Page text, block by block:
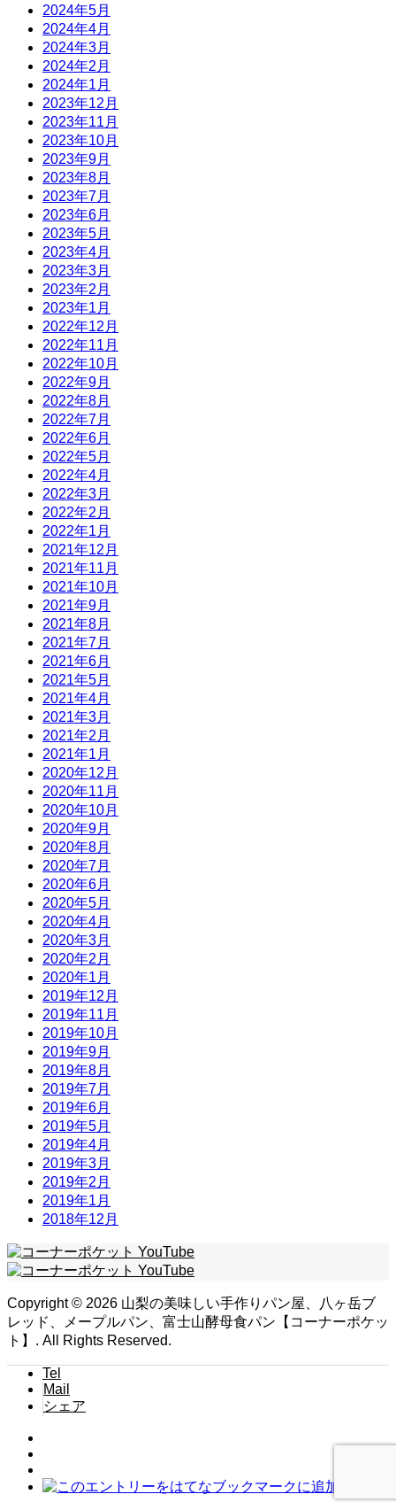
2024年5月
2024年4月
2024年3月
2024年2月
2024年1月
2023年12月
2023年11月
2023年10月
2023年9月
2023年8月
2023年7月
2023年6月
2023年5月
2023年4月
2023年3月
2023年2月
2023年1月
2022年12月
2022年11月
2022年10月
2022年9月
2022年8月
2022年7月
2022年6月
2022年5月
2022年4月
2022年3月
2022年2月
2022年1月
2021年12月
2021年11月
2021年10月
2021年9月
2021年8月
2021年7月
2021年6月
2021年5月
2021年4月
2021年3月
2021年2月
2021年1月
2020年12月
2020年11月
2020年10月
2020年9月
2020年8月
2020年7月
2020年6月
2020年5月
2020年4月
2020年3月
2020年2月
2020年1月
2019年12月
2019年11月
2019年10月
2019年9月
2019年8月
2019年7月
2019年6月
2019年5月
2019年4月
2019年3月
2019年2月
2019年1月
2018年12月
Copyright © 2026 山梨の美味しい手作りパン屋、八ヶ岳ブ
レッド、メープルパン、富士山酵母食パン【コーナーポケッ
ト】. All Rights Reserved.
Tel
Mail
シェア